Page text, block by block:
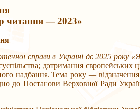
читання — 2023»
справи в Україні до 2025 року
дотримання європейських
надбання. Тема року — відзначення
до Постанови Верховної Ради